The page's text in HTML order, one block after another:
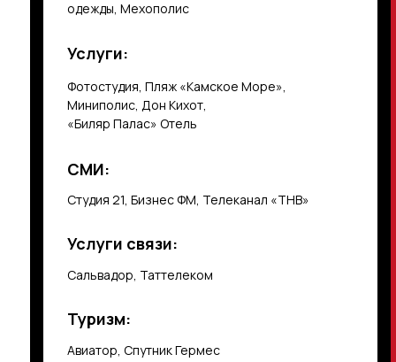
Туризм:
Услуги связи:
Услуги:
СМИ:
Авиатор, Спутник Гермес
одежды, Мехополис
Сальвадор, Таттелеком
Студия 21, Бизнес ФМ, Телеканал «ТНВ»
Фотостудия, Пляж «Камское Море»,
Миниполис, Дон Кихот,
«Биляр Палас» Отель